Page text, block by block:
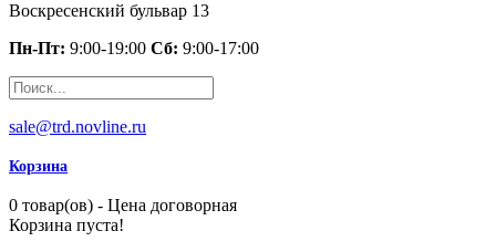
Воскресенский бульвар 13
Пн-Пт: 9:00-19:00 Сб: 9:00-17:00
sale@trd.novline.ru
Корзина
0 товар(ов) - Цена договорная
Корзина пуста!